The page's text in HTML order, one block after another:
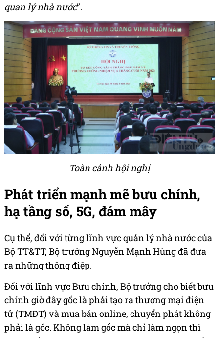
quan lý nhà nước”.
Toàn cảnh hội nghị
Phát triển mạnh mẽ bưu chính,
hạ tầng số, 5G, đám mây
Cụ thể, đối với từng lĩnh vực quản lý nhà nước của
Bộ TT&TT, Bộ trưởng Nguyễn Mạnh Hùng đã đưa
ra những thông điệp.
Đối với lĩnh vực Bưu chính, Bộ trưởng cho biết bưu
chính giờ đây gốc là phải tạo ra thương mại điện
tử (TMĐT) và mua bán online, chuyển phát không
phải là gốc. Không làm gốc mà chỉ làm ngọn thì